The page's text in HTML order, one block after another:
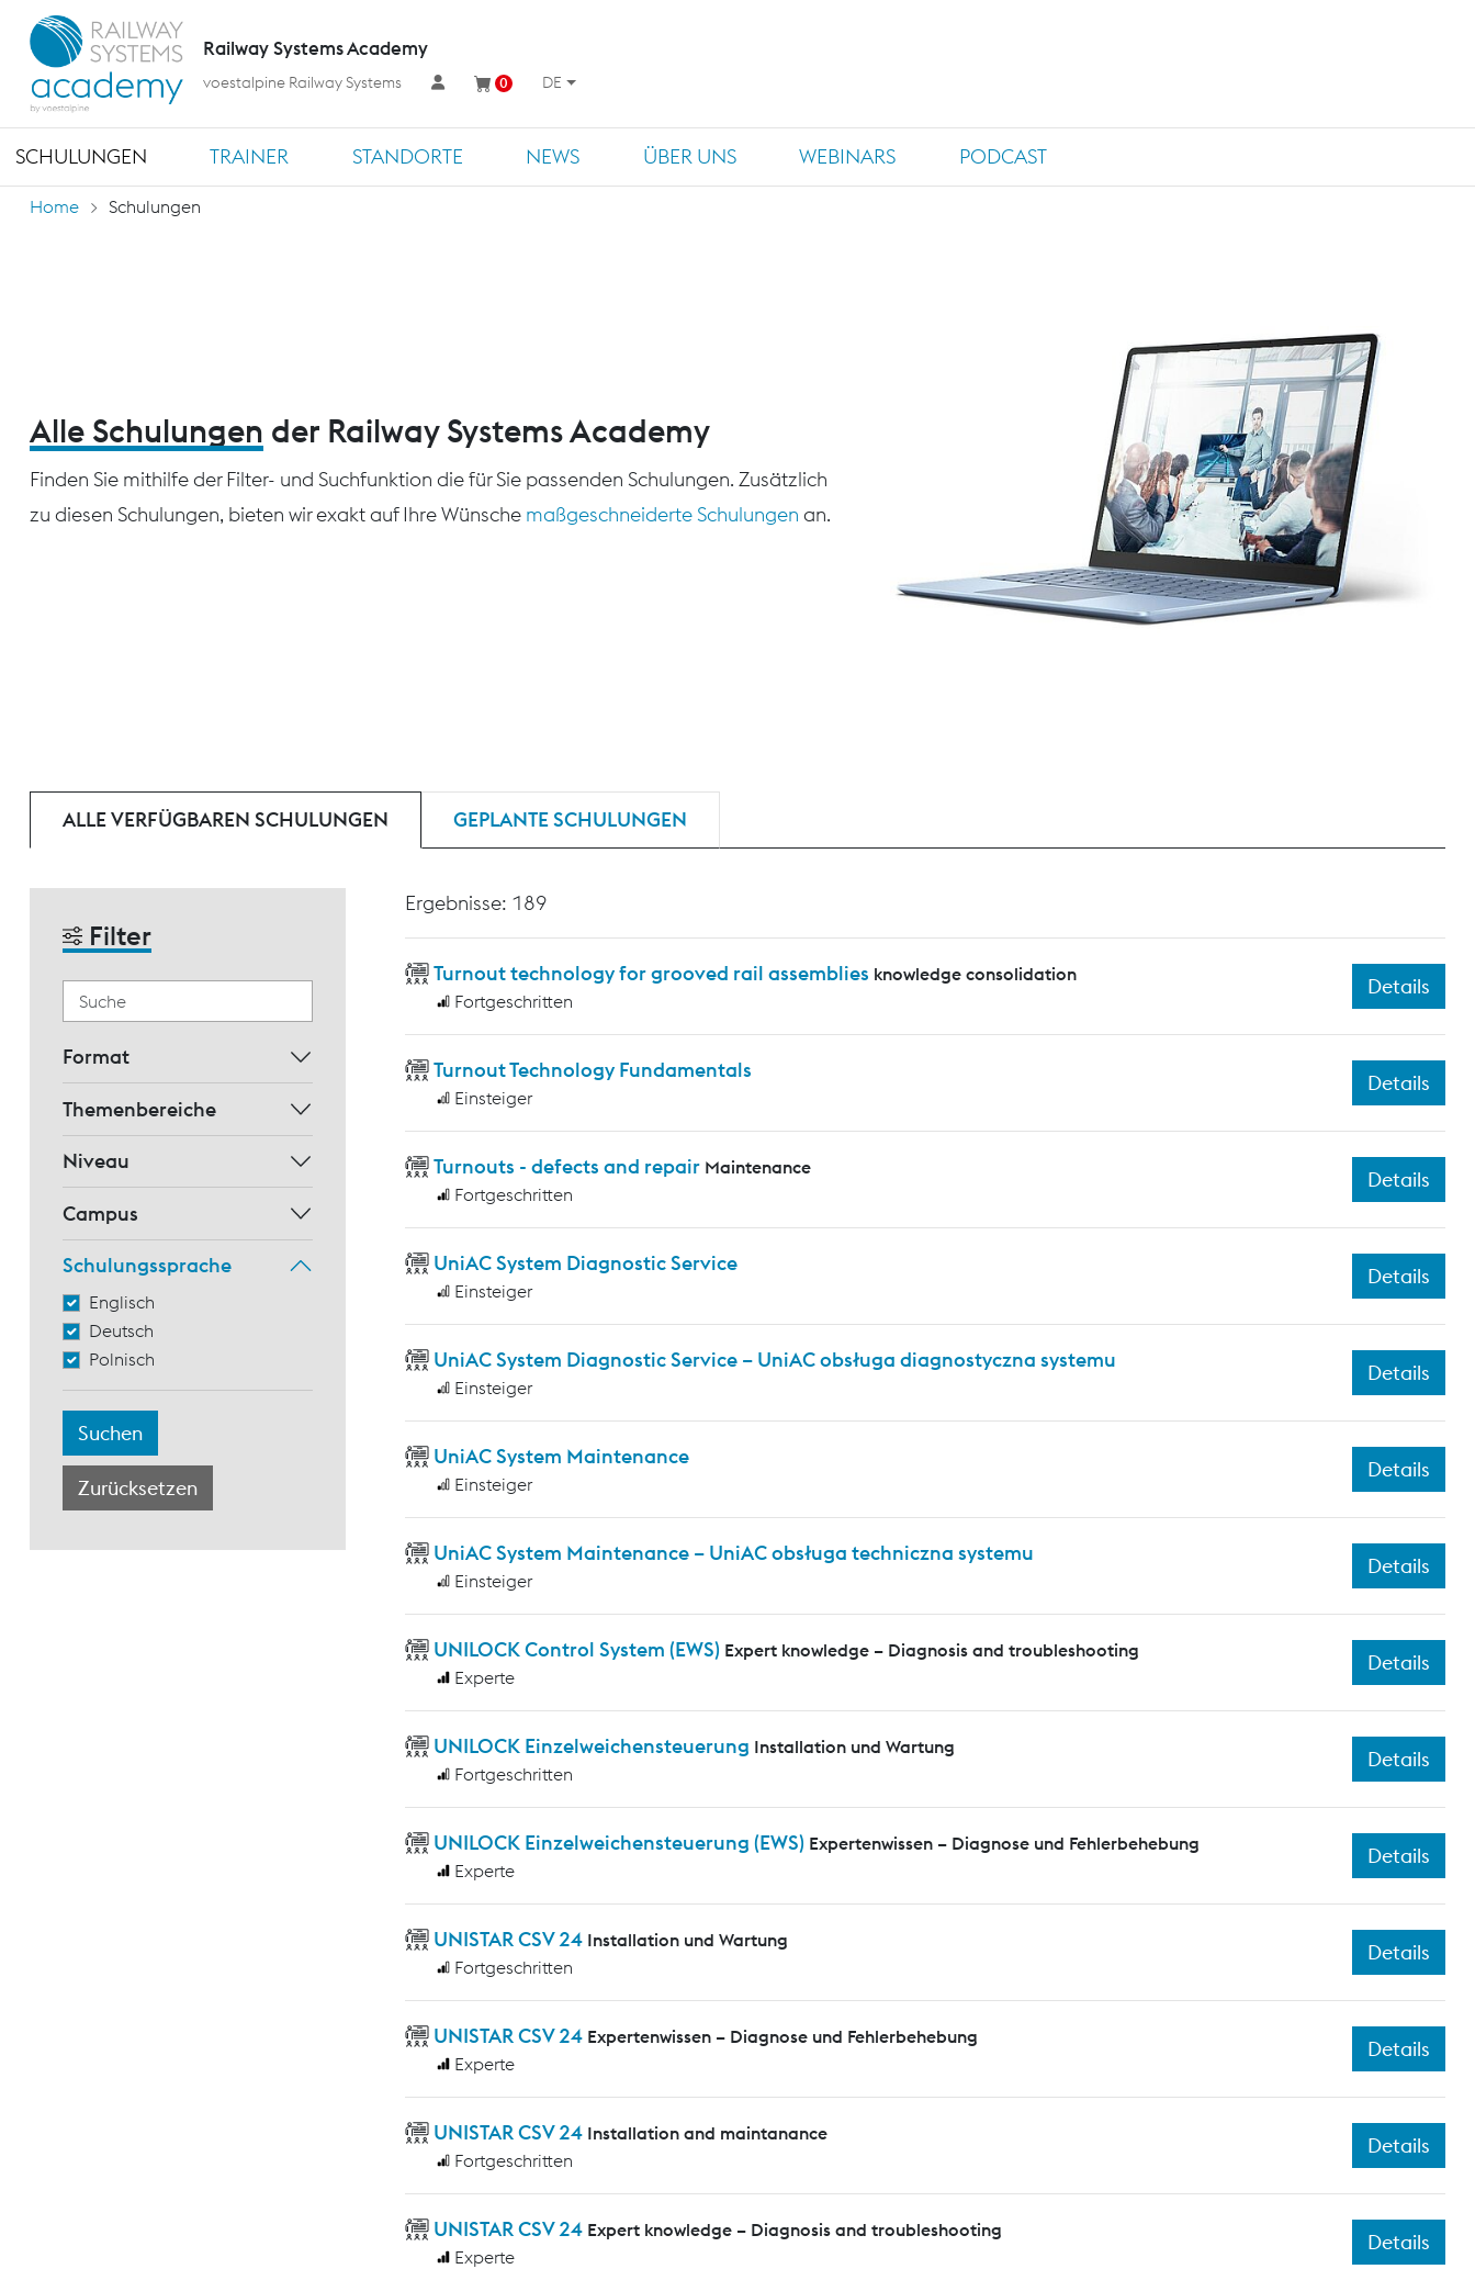
SCHULUNGEN TRAINER STANDORTE NEWS ÜBER UNS WEBINARS PODCAST
Railway Systems Academy
voestalpine Railway Systems 0 DE
Home Schulungen
Alle Schulungen der Railway Systems Academy
Finden Sie mithilfe der Filter- und Suchfunktion die für Sie passenden Schulungen. Zusätzlich
zu diesen Schulungen, bieten wir exakt auf Ihre Wünsche maßgeschneiderte Schulungen an.
ALLE VERFÜGBAREN SCHULUNGEN GEPLANTE SCHULUNGEN
Filter
Format
Themenbereiche
Niveau
Campus
Schulungssprache
Englisch
Deutsch
Polnisch
Ergebnisse: 189
Turnout technology for grooved rail assemblies knowledge consolidation
Fortgeschritten
Details
Turnout Technology Fundamentals
Einsteiger
Details
Turnouts - defects and repair Maintenance
Fortgeschritten
Details
UniAC System Diagnostic Service
Einsteiger
Details
UniAC System Diagnostic Service – UniAC obsługa diagnostyczna systemu
Einsteiger
Details
UniAC System Maintenance
Einsteiger
Details
UniAC System Maintenance – UniAC obsługa techniczna systemu
Einsteiger
Details
UNILOCK Control System (EWS) Expert knowledge – Diagnosis and troubleshooting
Experte
Details
UNILOCK Einzelweichensteuerung Installation und Wartung
Fortgeschritten
Details
UNILOCK Einzelweichensteuerung (EWS) Expertenwissen – Diagnose und Fehlerbehebung
Experte
Details
UNISTAR CSV 24 Installation und Wartung
Fortgeschritten
Details
UNISTAR CSV 24 Expertenwissen – Diagnose und Fehlerbehebung
Experte
Details
UNISTAR CSV 24 Installation and maintanance
Fortgeschritten
Details
UNISTAR CSV 24 Expert knowledge – Diagnosis and troubleshooting
Experte
Details